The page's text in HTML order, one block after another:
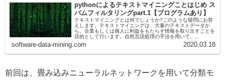
pythonによるテキストマイニングことはじめ ス
パムフィルタリングpart.1【プログラムあり】
テキストマイニングとは何でしょうか?このような疑問にお答
えします。テキストマイニングは、大量のテキストデータか
ら、企業もしくは個人に利益をもたらす情報を取り出すことを
目的として行います。自然言語処理の手法を用いて、...
software-data-mining.com 2020.03.18
前回は、畳み込みニューラルネットワークを用いて分類モ